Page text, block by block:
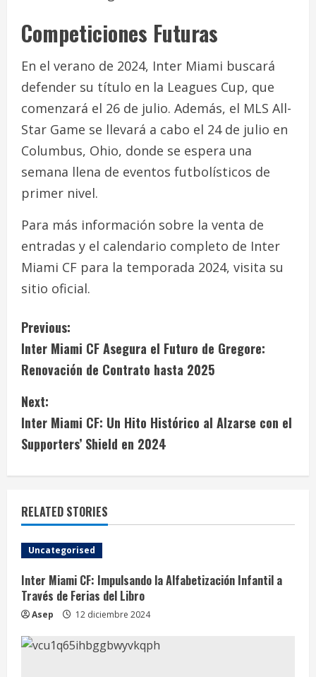
Competiciones Futuras
En el verano de 2024, Inter Miami buscará
defender su título en la Leagues Cup, que
comenzará el 26 de julio. Además, el MLS All-
Star Game se llevará a cabo el 24 de julio en
Columbus, Ohio, donde se espera una
semana llena de eventos futbolísticos de
primer nivel.
Para más información sobre la venta de
entradas y el calendario completo de Inter
Miami CF para la temporada 2024, visita su
sitio oficial.
C
o
n
t
i
n
u
e
R
e
a
d
Previous:
Inter Miami CF Asegura el Futuro de Gregore:
Renovación de Contrato hasta 2025
Next:
Inter Miami CF: Un Hito Histórico al Alzarse con el
Supporters’ Shield en 2024
RELATED STORIES
Uncategorised
Inter Miami CF: Impulsando la Alfabetización Infantil a
Través de Ferias del Libro
Asep 12 diciembre 2024